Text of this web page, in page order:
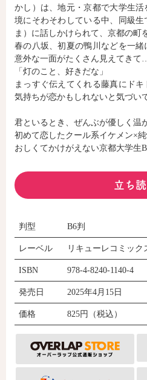
リキュー
コミックパ
コミックエッ
閉じる
かし）は、地元・京都で大学生
境にそわそわしている中、同級
ま）に話しかけられて、京都の
春の八坂、初夏の鴨川などを一
意外な一面がたくさん見えてきて…
「灯のこと、好きだな」
まっすぐ伝えてくれる藤真にド
気持ちが恋かもしれないと気づい
君といるとき、ぜんぶが優しく温
初めて恋したクール系イケメン×
おしくてかけがえない京都大学生
立ち
判型 B6判
レーベル リキューレコミック
ISBN 978-4-8240-1140-4
発売日 2025年4月15日
価格 825円（税込）